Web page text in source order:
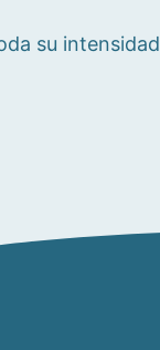
su intensidad